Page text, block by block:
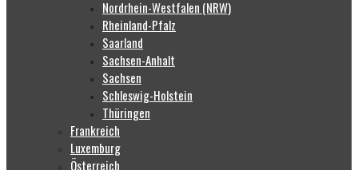
Nordrhein-Westfalen (NRW)
Rheinland-Pfalz
Saarland
Sachsen-Anhalt
Sachsen
Schleswig-Holstein
Thüringen
Frankreich
Luxemburg
Österreich